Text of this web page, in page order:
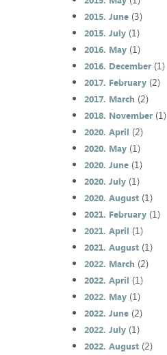
2015. June(3)
2015. July(1)
2016. May(1)
2016. December(1)
2017. February(2)
2017. March (2)
2018. November(1)
2020. April (2)
2020. May(1)
2020. June(1)
2020. July(1)
2020. August(1)
2021. February(1)
2021. April (1)
2021. August(1)
2022. March (2)
2022. April (1)
2022. May(1)
2022. June(2)
2022. July(1)
2022. August(2)